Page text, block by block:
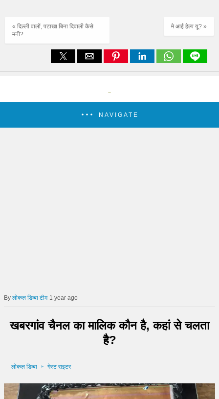
मे आई हेल्प यू? »
« दिल्ली वालों, पटाखा बिना दिवाली कैसे
मनी?